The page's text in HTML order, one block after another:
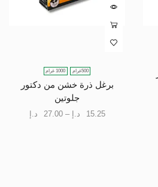
500غرام 1000 غرام
برغل ذرة خشن من دكتور
جلوتين
15.25 د.إ –
27.00 د.إ